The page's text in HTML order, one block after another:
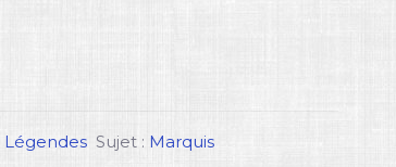
Légendes Sujet : Marquis